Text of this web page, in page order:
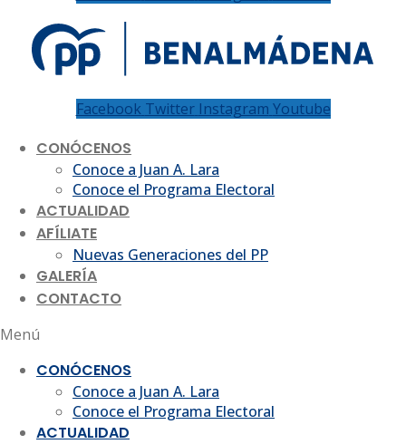
Facebook Twitter Instagram Youtube
CONÓCENOS
Conoce a Juan A. Lara
Conoce el Programa Electoral
ACTUALIDAD
AFÍLIATE
Nuevas Generaciones del PP
GALERÍA
CONTACTO
Menú
CONÓCENOS
Conoce a Juan A. Lara
Conoce el Programa Electoral
ACTUALIDAD